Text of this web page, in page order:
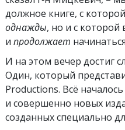
должное книге, с
однажды, но и с которой
и продолжает
И на этом вечер достиг
Один, который
Productions. Всё
и совершенно новых
созданных специально